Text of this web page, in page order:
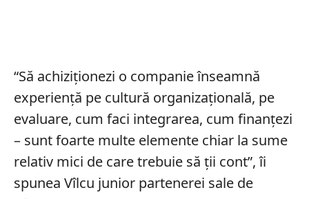
“Să achiziționezi o companie înseamnă
experiență pe cultură organizațională, pe
evaluare, cum faci integrarea, cum finanțezi
– sunt foarte multe elemente chiar la sume
relativ mici de care trebuie să ții cont”, îi
spunea Vîlcu junior partenerei sale de